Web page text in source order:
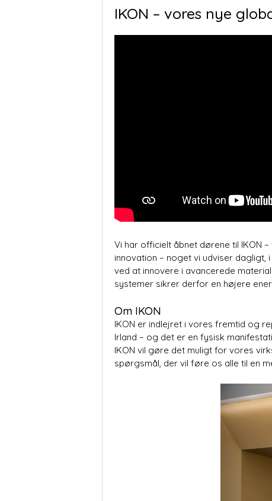
IKON – vores nye
Vi har officielt åbnet dørene til IKON
innovation – noget vi udviser
ved at innovere i avancerede
systemer sikrer derfor en højere
Om IKON
IKON er indlejret i vores fremtid og
Irland – og det er en fysisk
IKON vil gøre det muligt for vores
spørgsmål, der vil føre os alle til en